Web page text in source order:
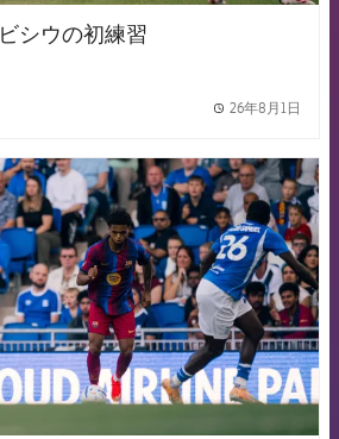
ビシウの初練習
26年8月1日
FCB Barcelona badge